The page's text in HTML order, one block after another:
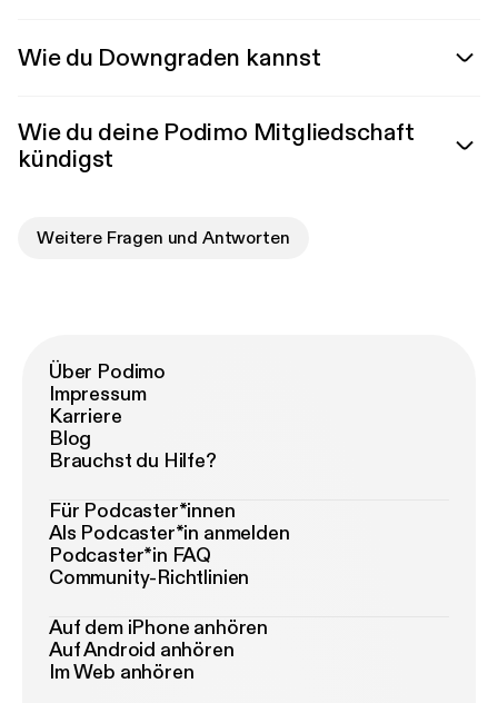
Wie du Downgraden kannst
Wie du deine Podimo Mitgliedschaft
kündigst
Weitere Fragen und Antworten
Über Podimo
Impressum
Karriere
Blog
Brauchst du Hilfe?
Für Podcaster*innen
Als Podcaster*in anmelden
Podcaster*in FAQ
Community-Richtlinien
Auf dem iPhone anhören
Auf Android anhören
Im Web anhören